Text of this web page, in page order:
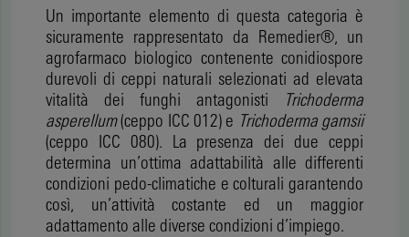
Un importante elemento di questa categoria è
sicuramente rappresentato da Remedier®, un
agrofarmaco biologico contenente conidiospore
durevoli di ceppi naturali selezionati ad elevata
vitalità dei funghi antagonisti
Trichoderma
asperellum(ceppo ICC 012) e Trichoderma gamsii
(ceppo ICC 080). La presenza dei due ceppi
determina un’ottima adattabilità alle differenti
condizioni pedo-climatiche e colturali garantendo
così, un’attività costante ed un maggior
adattamento alle diverse condizioni d’impiego.